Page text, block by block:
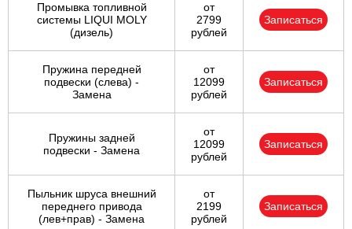
Промывка топливной
системы LIQUI MOLY
(дизель)
от
2799
рублей
Записаться
Пружина передней
подвески (слева) -
Замена
от
12099
рублей
Записаться
Пружины задней
подвески - Замена
от
12099
рублей
Записаться
Пыльник шруса внешний
переднего привода
(лев+прав) - Замена
от
2199
рублей
Записаться